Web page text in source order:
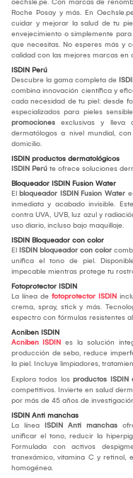
oechsle.pe. Con marcas de
Roche Posay y más. En
cuidar y mejorar la salud de tu
envejecimiento o simplemente
que necesitas. No esperes más y
calidad con las mejores marcas en
ISDIN Perú
Descubre la gama completa de
combina innovación científica y
cada necesidad de tu piel: desde
especializados para pieles
promociones exclusivas y lleva
dermatólogos a nivel mundial,
domicilio.
ISDIN productos dermatológicos
ISDIN Perú te ofrece soluciones
Bloqueador ISDIN Fusion Water
El bloqueador ISDIN Fusion Water
inmediata y acabado invisible. Este
contra UVA, UVB, luz azul y
uso diario, incluso bajo maquillaje.
ISDIN Bloqueador con color
El ISDIN bloqueador con color
unifica el tono de piel.
impecable mientras protege tu
Fotoprotector ISDIN
La línea de fotoprotector ISDIN
crema, spray, stick y más.
espectro con fórmulas resistentes
Acniben ISDIN
Acniben ISDIN es la solución
producción de sebo, reduce
la piel. Incluye limpiadores,
Explora todos los productos ISDIN
competitivos. Invierte en salud
por más de 45 años de
ISDIN Anti manchas
La línea ISDIN Anti manchas
unificar el tono, reducir la
Formulada con activos
tranexámico, vitamina C y retinol,
homogénea.